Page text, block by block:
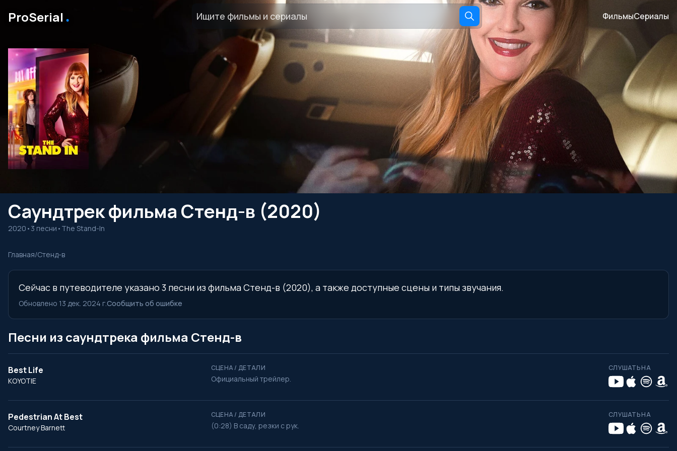
ProSerial ․ ФильмыСериалы
Саундтрек фильма Стенд-в (2020)
2020 • 3 песни • The Stand-In
Главная/Стенд-в
Сейчас в путеводителе указано 3 песни из фильма Стенд-в (2020), а также доступные сцены и типы звучания.
Обновлено 13 дек. 2024 г.Сообщить об ошибке
Песни из саундтрека фильма Стенд-в
Best Life
KOYOTIE
СЦЕНА / ДЕТАЛИ
Официальный трейлер.
СЛУШАТЬ НА
Pedestrian At Best
Courtney Barnett
СЦЕНА / ДЕТАЛИ
(0:28) В саду, резки с рук.
СЛУШАТЬ НА